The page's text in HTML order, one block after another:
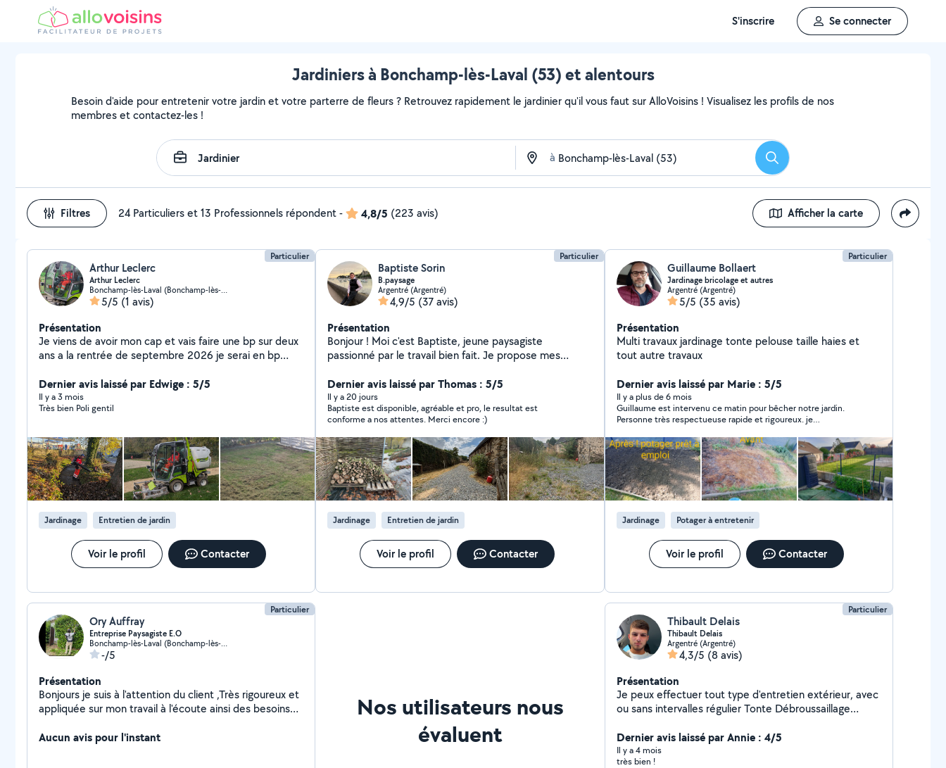
S'inscrire Se connecter
Jardiniers à Bonchamp-lès-Laval (53) et alentours
Besoin d'aide pour entretenir votre jardin et votre parterre de fleurs ? Retrouvez rapidement le jardinier qu'il vous faut sur AlloVoisins ! Visualisez les profils de nos
membres et contactez-les !
à Rechercher
Filtres 24 Particuliers et 13 Professionnels répondent- 4,8/5 (223 avis) Afficher la carte
Particulier
Arthur Leclerc
Arthur Leclerc
Bonchamp-lès-Laval (Bonchamp-lès-Laval)
5/5 (1 avis)
Présentation
Je viens de avoir mon cap et vais faire une bp sur deux
ans a la rentrée de septembre 2026 je serai en bp
d'espace vert de petit élagage de plantation d'arbuste
et de plante Je prends 12euros de l'heure Pour
l'évacuation des déchets Je prends 12 euros de l'heure
machines Et tout achat de matériel a votre demande
sera facturé
Dernier avis laissé par Edwige : 5/5
Il y a 3 mois
Très bien Poli gentil
Jardinage Entretien de jardin
Voir le profil Contacter
Particulier
Baptiste Sorin
B.paysage
Argentré (Argentré)
4,9/5 (37 avis)
Présentation
Bonjour ! Moi c'est Baptiste, jeune paysagiste
passionné par le travail bien fait. Je propose mes
désherbage, entretien complet de jardin et petits
travaux extérieurs. Sérieux, ponctuel et soigneux, je
suis à l'écoute de vos besoins pour un travail rapide et
propre. Je me déplace dans un rayon de 50 km autour
d'argentré 53. N'hésitez pas à me contacter, réponse
rapide garantie
Dernier avis laissé par Thomas : 5/5
Il y a 20 jours
Baptiste est disponible, agréable et pro, le resultat est
conforme a nos attentes. Merci encore :)
Jardinage Entretien de jardin
Voir le profil Contacter
Particulier
Guillaume Bollaert
Jardinage bricolage et autres
Argentré (Argentré)
5/5 (35 avis)
Présentation
Multi travaux jardinage tonte pelouse taille haies et
tout autre travaux
Dernier avis laissé par Marie : 5/5
Il y a plus de 6 mois
Guillaume est intervenu ce matin pour bêcher notre jardin.
Personne très respectueuse rapide et rigoureux. je
de famille.
Jardinage Potager à entretenir
Voir le profil Contacter
Particulier
Ory Auffray
Entreprise Paysagiste E.O
Bonchamp-lès-Laval (Bonchamp-lès-Laval)
-/5
Présentation
Bonjours je suis à l'attention du client ,Très rigoureux et
appliquée sur mon travail à l'écoute ainsi des besoins
Aucun avis pour l'instant
Nos utilisateurs nous
évaluent
Particulier
Thibault Delais
Thibault Delais
Argentré (Argentré)
4,3/5 (8 avis)
Présentation
Je peux effectuer tout type d'entretien extérieur, avec
ou sans intervalles régulier Tonte Débroussaillage
Désherbage Évacuation des déchets verts ou autres
Dernier avis laissé par Annie : 4/5
Il y a 4 mois
très bien !